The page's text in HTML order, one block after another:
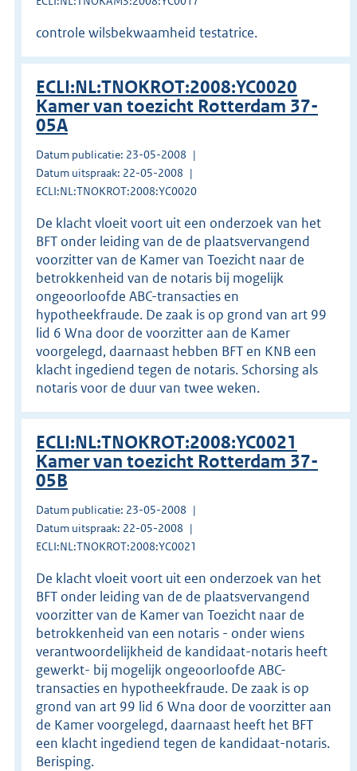
controle wilsbekwaamheid testatrice.
ECLI:NL:TNOKROT:2008:YC0020
Kamer van toezicht Rotterdam 37-
05A
Datum publicatie: 23-05-2008
Datum uitspraak: 22-05-2008
ECLI:NL:TNOKROT:2008:YC0020
De klacht vloeit voort uit een onderzoek van het
BFT onder leiding van de de plaatsvervangend
voorzitter van de Kamer van Toezicht naar de
betrokkenheid van de notaris bij mogelijk
ongeoorloofde ABC-transacties en
hypotheekfraude. De zaak is op grond van art 99
lid 6 Wna door de voorzitter aan de Kamer
voorgelegd, daarnaast hebben BFT en KNB een
klacht ingediend tegen de notaris. Schorsing als
notaris voor de duur van twee weken.
ECLI:NL:TNOKROT:2008:YC0021
Kamer van toezicht Rotterdam 37-
05B
Datum publicatie: 23-05-2008
Datum uitspraak: 22-05-2008
ECLI:NL:TNOKROT:2008:YC0021
De klacht vloeit voort uit een onderzoek van het
BFT onder leiding van de de plaatsvervangend
voorzitter van de Kamer van Toezicht naar de
betrokkenheid van een notaris - onder wiens
verantwoordelijkheid de kandidaat-notaris heeft
gewerkt- bij mogelijk ongeoorloofde ABC-
transacties en hypotheekfraude. De zaak is op
grond van art 99 lid 6 Wna door de voorzitter aan
de Kamer voorgelegd, daarnaast heeft het BFT
een klacht ingediend tegen de kandidaat-notaris.
Berisping.